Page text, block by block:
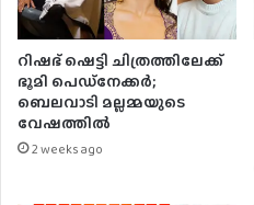
റിഷഭ് ഷെട്ടി ചിത്രത്തിലേക്ക്
ഭൂമി പെഡ്‌നേക്കർ;
ബെലവാടി മല്ലമ്മയുടെ
വേഷത്തിൽ
2 weeks ago